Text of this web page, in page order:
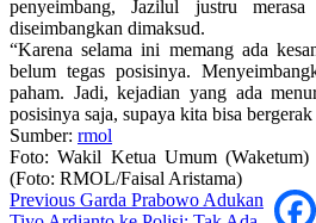
penyeimbang, Jazilul justru
diseimbangkan dimaksud.
“Karena selama ini memang ada
belum tegas posisinya.
paham. Jadi, kejadian yang ada
posisinya saja, supaya kita bisa
Sumber: rmol
Foto: Wakil Ketua Umum
(Foto: RMOL/Faisal Aristama)
Post
Previous Garda Prabowo Adukan